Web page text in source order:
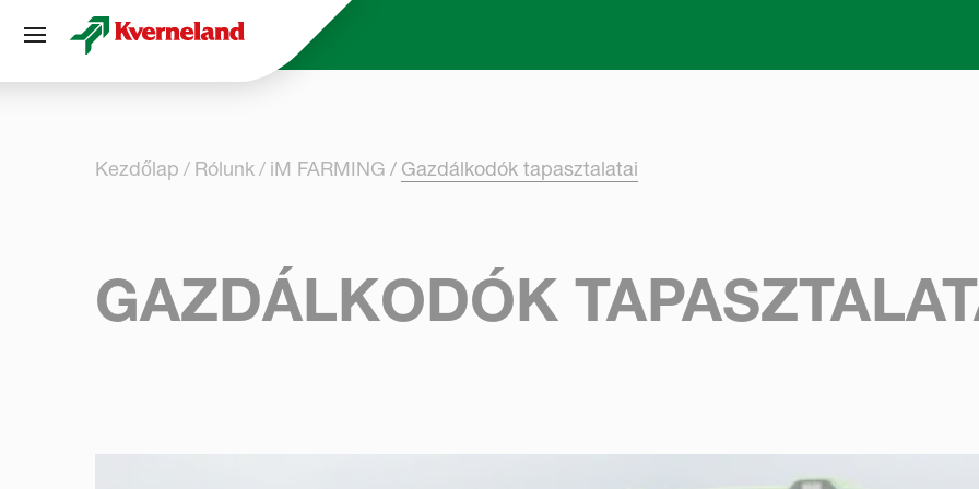
Kezdőlap Rólunk iM FARMING Gazdálkodók tapasztalatai
GAZDÁLKODÓK
Süti preferenciák